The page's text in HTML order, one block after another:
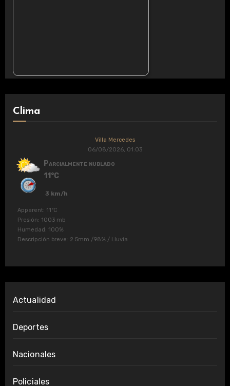
Clima
Villa Mercedes
06/08/2026, 01:03
Parcialmente nublado
11°C
3 km/h
Apparent: 11°C
Presión: 1003 mb
Humedad: 100%
Descripción breve: 2.5mm /98% / Lluvia
Actualidad
Deportes
Nacionales
Policiales